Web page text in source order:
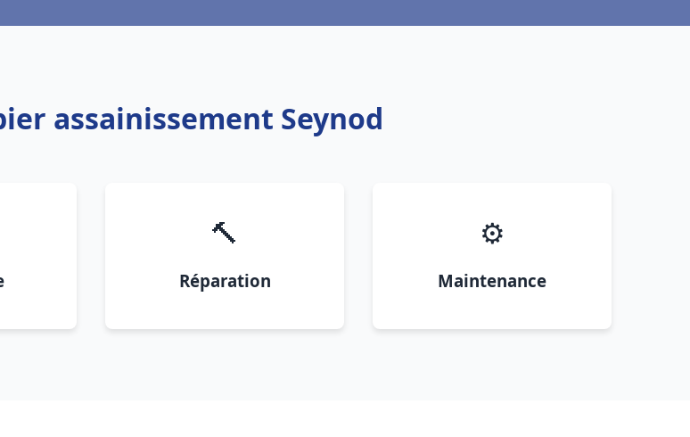
assainissement Seynod
🔨
Réparation
⚙️
Maintenance